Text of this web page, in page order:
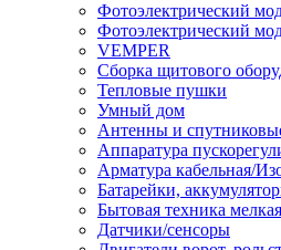
Фотоэлектрический
Фотоэлектрический
VEMPER
Сборка щитового
Тепловые пушки
Умный дом
Антенны и
Аппаратура
Арматура кабельная/
Батарейки,
Бытовая техника мелкая
Датчики/сенсоры